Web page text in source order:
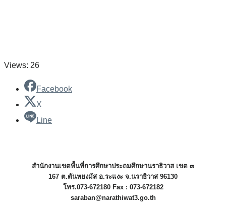
Views: 26
Facebook
X
Line
สำนักงานเขตพื้นที่การศึกษาประถมศึกษานราธิวาส เขต ๓
167 ต.ตันหยงมัส อ.ระแงะ จ.นราธิวาส 96130
โทร.073-672180 Fax : 073-672182
saraban@narathiwat3.go.th